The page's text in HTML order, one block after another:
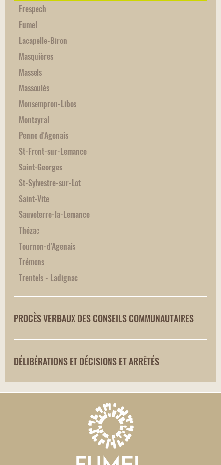
Frespech
Fumel
Lacapelle-Biron
Masquières
Massels
Massoulès
Monsempron-Libos
Montayral
Penne d'Agenais
St-Front-sur-Lemance
Saint-Georges
St-Sylvestre-sur-Lot
Saint-Vite
Sauveterre-la-Lemance
Thézac
Tournon-d'Agenais
Trémons
Trentels - Ladignac
PROCÈS VERBAUX DES CONSEILS COMMUNAUTAIRES
DÉLIBÉRATIONS ET DÉCISIONS ET ARRÊTÉS